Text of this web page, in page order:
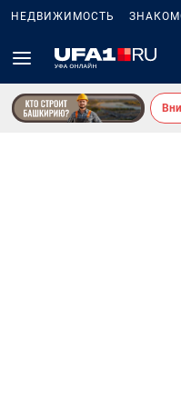
НЕДВИЖИМОСТЬ